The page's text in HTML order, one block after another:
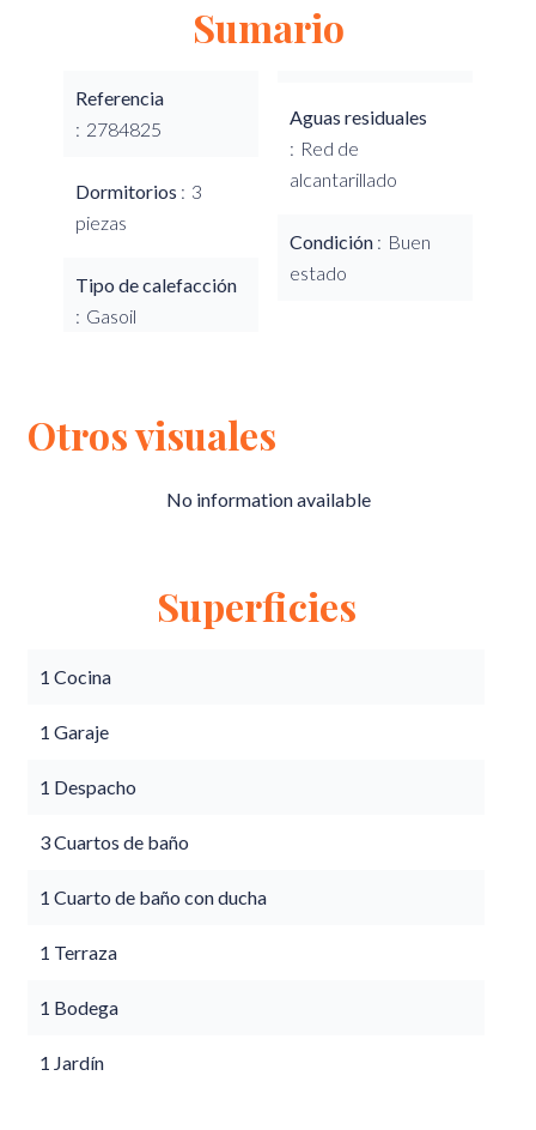
Sumario
Referencia
2784825
Dormitorios
3
piezas
Tipo de calefacción
Gasoil
Aguas residuales
Red de
alcantarillado
Condición
Buen
estado
Otros visuales
No information available
Superficies
1 Cocina
1 Garaje
1 Despacho
3 Cuartos de baño
1 Cuarto de baño con ducha
1 Terraza
1 Bodega
1 Jardín